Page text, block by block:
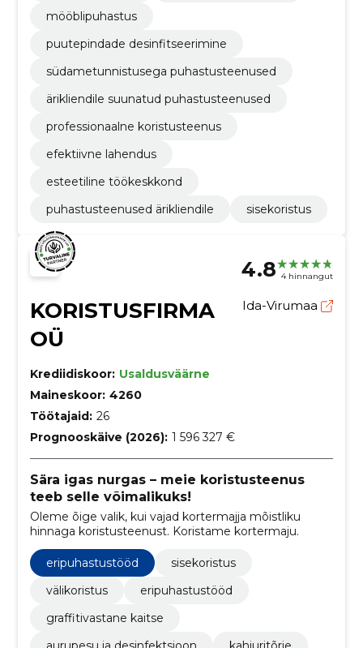
mööblipuhastus
puutepindade desinfitseerimine
südametunnistusega puhastusteenused
ärikliendile suunatud puhastusteenused
professionaalne koristusteenus
efektiivne lahendus
esteetiline töökeskkond
puhastusteenused ärikliendile
sisekoristus
4.8 4 hinnangut
KORISTUSFIRMA
OÜ
Ida-Virumaa
Krediidiskoor: Usaldusväärne
Maineskoor: 4260
Töötajaid: 26
Prognooskäive (2026): 1 596 327 €
Sära igas nurgas – meie koristusteenus
teeb selle võimalikuks!
Oleme õige valik, kui vajad kortermajja mõistliku
hinnaga koristusteenust. Koristame kortermaju.
eripuhastustööd
sisekoristus
välikoristus
eripuhastustööd
graffitivastane kaitse